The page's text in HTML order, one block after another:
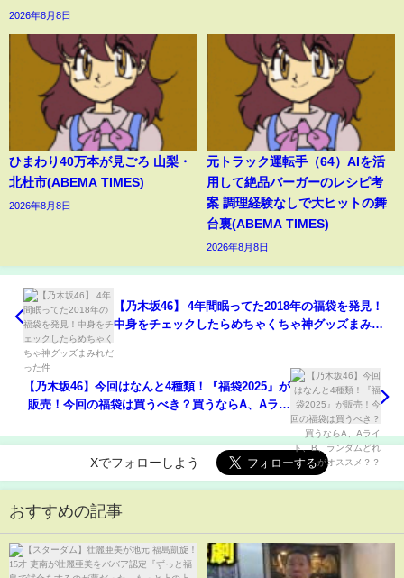
2026年8月8日
ひまわり40万本が見ごろ 山梨・
北杜市(ABEMA TIMES)
2026年8月8日
元トラック運転手（64）AIを活
用して絶品バーガーのレシピ考
案 調理経験なしで大ヒットの舞
台裏(ABEMA TIMES)
2026年8月8日
【乃木坂46】 4年間眠ってた2018年の福袋を発見！
中身をチェックしたらめちゃくちゃ神グッズまみれ
【乃木坂46】今回はなんと4種類！『福袋2025』が
販売！今回の福袋は買うべき？買うならA、Aライ
Xでフォローしよう
おすすめの記事